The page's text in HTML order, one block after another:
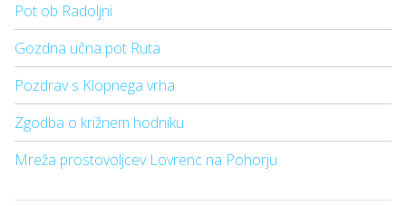
Pot ob Radoljni
Gozdna učna pot Ruta
Pozdrav s Klopnega vrha
Zgodba o križnem hodniku
Mreža prostovoljcev Lovrenc na Pohorju